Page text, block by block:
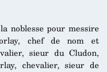
noblesse pour messire
chef de nom et
sieur du Cludon,
chevalier, sieur de